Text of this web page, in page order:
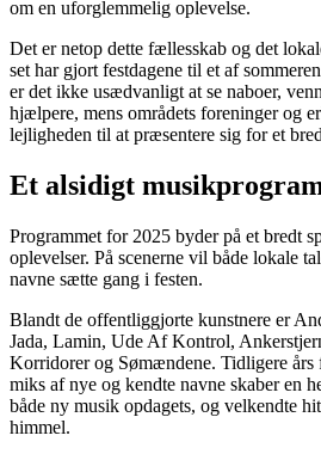
om en uforglemmelig oplevelse.
Det er netop dette fællesskab og det
set har gjort festdagene til et af
er det ikke usædvanligt at se naboer,
hjælpere, mens områdets foreninger og
lejligheden til at præsentere sig for et
Et alsidigt
Programmet for 2025 byder på et bredt
oplevelser. På scenerne vil både lokale
navne sætte gang i festen.
Blandt de offentliggjorte kunstnere er
Jada, Lamin, Ude Af Kontrol,
Korridorer og Sømændene. Tidligere års
miks af nye og kendte navne skaber en
både ny musik opdagets, og velkendte
himmel.